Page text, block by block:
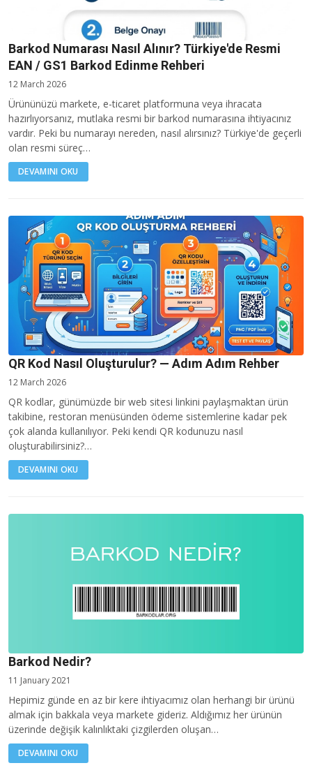
Barkod Numarası Nasıl Alınır? Türkiye'de Resmi
EAN / GS1 Barkod Edinme Rehberi
12 March 2026
Ürününüzü markete, e-ticaret platformuna veya ihracata
hazırlıyorsanız, mutlaka resmi bir barkod numarasına ihtiyacınız
vardır. Peki bu numarayı nereden, nasıl alırsınız? Türkiye'de geçerli
olan resmi süreç…
DEVAMINI OKU
QR Kod Nasıl Oluşturulur? — Adım Adım Rehber
12 March 2026
QR kodlar, günümüzde bir web sitesi linkini paylaşmaktan ürün
takibine, restoran menüsünden ödeme sistemlerine kadar pek
çok alanda kullanılıyor. Peki kendi QR kodunuzu nasıl
oluşturabilirsiniz?…
DEVAMINI OKU
Barkod Nedir?
11 January 2021
Hepimiz günde en az bir kere ihtiyacımız olan herhangi bir ürünü
almak için bakkala veya markete gideriz. Aldığımız her ürünün
üzerinde değişik kalınlıktaki çizgilerden oluşan…
DEVAMINI OKU